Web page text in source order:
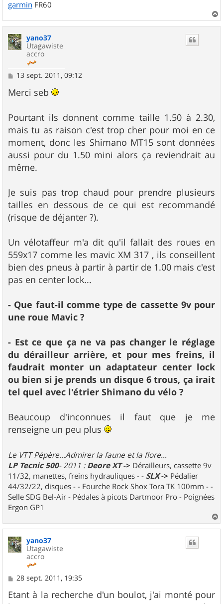
garmin FR60
a
yano37
Utagawiste
accro
M
s
s
g
e
13 sept. 2011, 09:12
Merci seb
Pourtant ils donnent comme taille 1.50 à 2.30,
mais tu as raison c'est trop cher pour moi en ce
moment, donc les Shimano MT15 sont données
aussi pour du 1.50 mini alors ça reviendrait au
même.
Je suis pas trop chaud pour prendre plusieurs
tailles en dessous de ce qui est recommandé
(risque de déjanter ?).
Un vélotaffeur m'a dit qu'il fallait des roues en
559x17 comme les mavic XM 317 , ils conseillent
bien des pneus à partir à partir de 1.00 mais c'est
pas en center lock...
- Que faut-il comme type de cassette 9v pour
une roue Mavic ?
- Est ce que ça ne va pas changer le réglage
du dérailleur arrière, et pour mes freins, il
faudrait monter un adaptateur center lock
ou bien si je prends un disque 6 trous, ça irait
tel quel avec l'étrier Shimano du vélo ?
Beaucoup d'inconnues il faut que je me
renseigne un peu plus
Le VTT Pépère...Admirer la faune et la flore...
LP Tecnic 500- 2011 : Deore XT-> Dérailleurs, cassette 9v
11/32, manettes, freins hydrauliques - - SLX-> Pédalier
44/32/22, disques - - Fourche Rock Shox Tora TK 100mm - -
Selle SDG Bel-Air - Pédales à picots Dartmoor Pro - Poignées
Ergon GP1
a
yano37
Utagawiste
accro
M
s
s
28 sept. 2011, 19:35
Etant à la recherche d'un boulot, j'ai monté pour